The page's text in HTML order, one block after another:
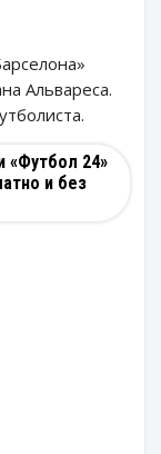
Альвареса.
«Футбол 24»
и без